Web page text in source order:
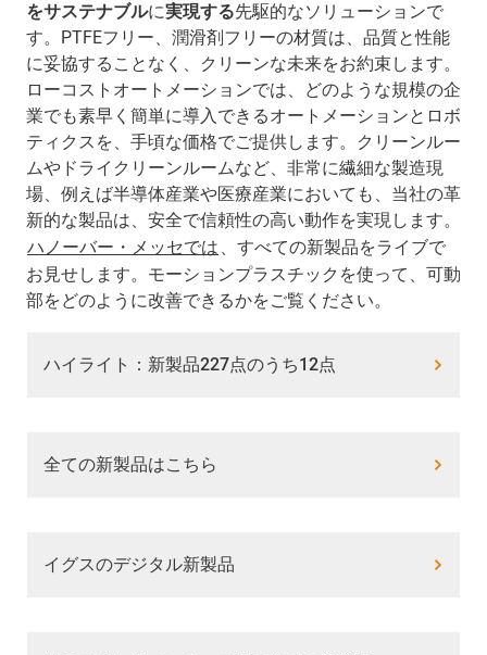
をサステナブルに実現する先駆的なソリューションで
す。PTFEフリー、潤滑剤フリーの材質は、品質と性能
に妥協することなく、クリーンな未来をお約束します。
ローコストオートメーションでは、どのような規模の企
業でも素早く簡単に導入できるオートメーションとロボ
ティクスを、手頃な価格でご提供します。クリーンルー
ムやドライクリーンルームなど、非常に繊細な製造現
場、例えば半導体産業や医療産業においても、当社の革
新的な製品は、安全で信頼性の高い動作を実現します。
ハノーバー・メッセでは 、すべての新製品をライブで
お見せします。モーションプラスチックを使って、可動
部をどのように改善できるかをご覧ください。
ハイライト：新製品227点のうち12点
全ての新製品はこちら
イグスのデジタル新製品